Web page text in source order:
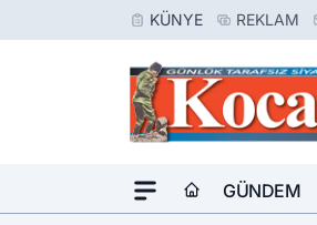
KÜNYE REKLAM
GÜNDEM